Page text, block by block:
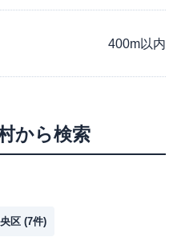
400m以内
から検索
区 (7件)